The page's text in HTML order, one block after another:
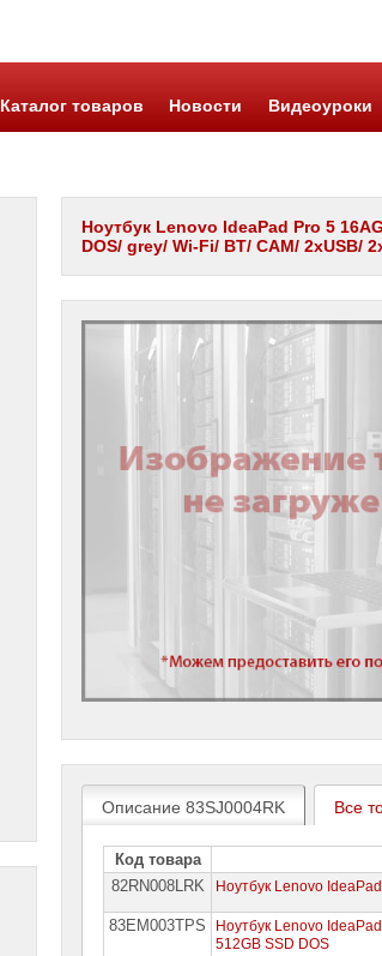
Каталог товаров Новости Видеоуроки
Ноутбук Lenovo IdeaPad Pro 5
DOS/ grey/ Wi-Fi/ BT/ CAM/ 2xUSB/
Описание 83SJ0004RK Все
Код товара
82RN008LRK
Ноутбук Lenovo
83EM003TPS
Ноутбук Lenovo
512GB SSD DOS